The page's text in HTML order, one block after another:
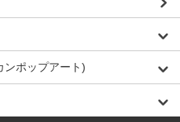
ンポップアート)